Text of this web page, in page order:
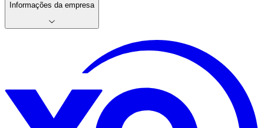
Informações da empresa